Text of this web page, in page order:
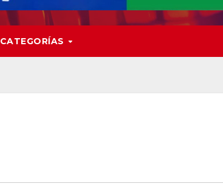
CATEGORÍAS